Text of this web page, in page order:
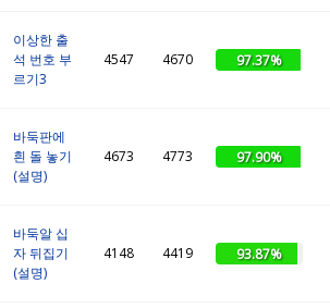
이상한 출
석 번호 부
르기3
4547 4670 97.37%
바둑판에
흰 돌 놓기
(설명)
4673 4773 97.90%
바둑알 십
자 뒤집기
(설명)
4148 4419 93.87%